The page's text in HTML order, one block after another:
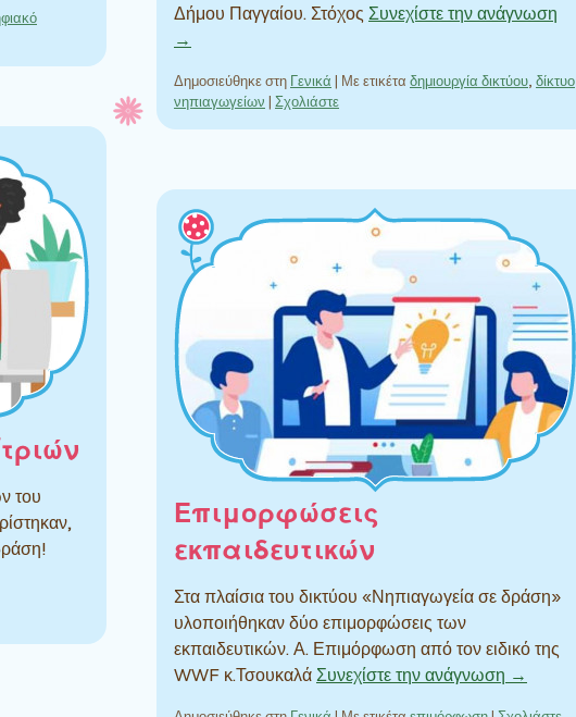
Δήμου Παγγαίου. Στόχος Συνεχίστε την ανάγνωση
→
Δημοσιεύθηκε στη Γενικά | Με ετικέτα δημιουργία δικτύου, δίκτυο
νηπιαγωγείων | Σχολιάστε
του
δράση!
Επιμορφώσεις
εκπαιδευτικών
Στα πλαίσια του δικτύου «Νηπιαγωγεία σε δράση»
υλοποιήθηκαν δύο επιμορφώσεις των
εκπαιδευτικών. Α. Επιμόρφωση από τον ειδικό της
WWF κ.ΤσουκαλάΣυνεχίστε την ανάγνωση →